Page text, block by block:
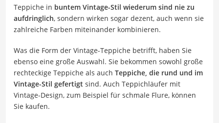
Teppiche in buntem Vintage-Stil wiederum sind nie zu
aufdringlich, sondern wirken sogar dezent, auch wenn sie
zahlreiche Farben miteinander kombinieren.
Was die Form der Vintage-Teppiche betrifft, haben Sie
ebenso eine große Auswahl. Sie bekommen sowohl große
rechteckige Teppiche als auch Teppiche, die rund und im
Vintage-Stil gefertigt sind. Auch Teppichläufer mit
Vintage-Design, zum Beispiel für schmale Flure, können
Sie kaufen.